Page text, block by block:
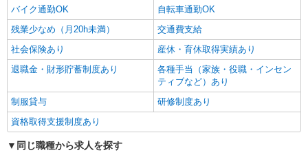
バイク通勤OK
自転車通勤OK
残業少なめ（月20h未満）
交通費支給
社会保険あり
産休・育休取得実績あり
退職金・財形貯蓄制度あり
各種手当（家族・役職・インセン
ティブなど）あり
制服貸与
研修制度あり
資格取得支援制度あり
同じ職種から求人を探す